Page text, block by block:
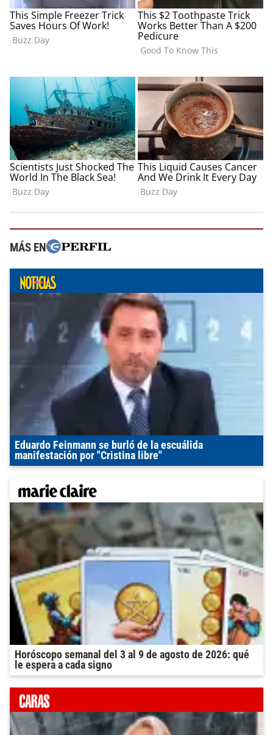
MÁS EN
Eduardo Feinmann se burló de la escuálida
manifestación por "Cristina libre"
Horóscopo semanal del 3 al 9 de agosto de 2026: qué
le espera a cada signo